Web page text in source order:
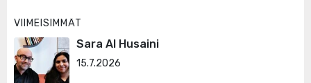
VIIMEISIMMÄT
Sara Al Husaini
15.7.2026